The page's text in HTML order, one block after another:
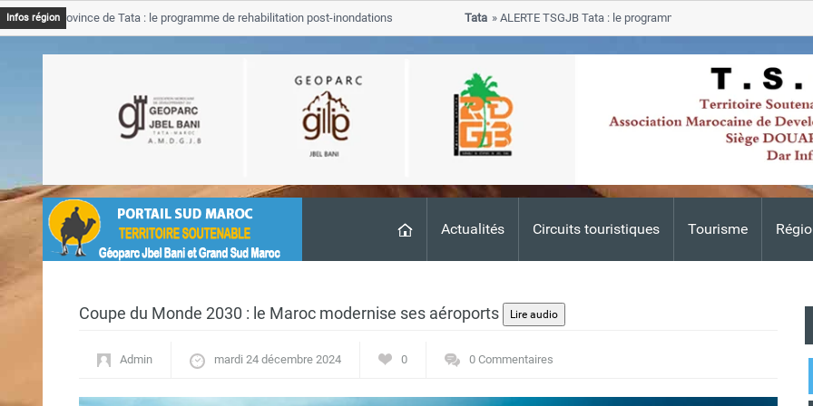
Actualités Circuits touristiques Tourisme
Infos région
Province de Tata : le programme de rehabilitation post-inondations
ALERTE TSGJB Tata : le programme de rehabilitation post-
progresse dans les zones sinistrees
Coupe du Monde 2030 : le Maroc modernise ses aéroports
Admin mardi 24 décembre 2024 0 0 Commentaires